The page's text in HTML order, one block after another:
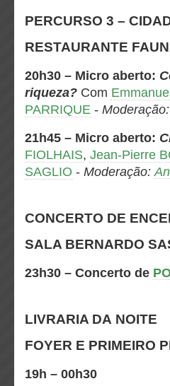
PERCURSO 3 –
RESTAURANTE
20h30 – Micro aberto:
riqueza? Com
PARRIQUE - Moderação:
21h45 – Micro aberto:
FIOLHAIS, Jean-Pierre
SAGLIO - Moderação:
CONCERTO DE
SALA BERNARDO
23h30 – Concerto de
LIVRARIA DA NOITE
FOYER E PRIMEIRO
19h – 00h30